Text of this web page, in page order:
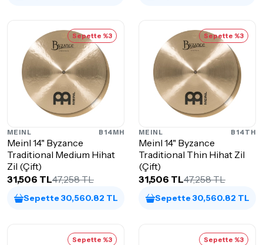
Sepette %3
MEINL B14MH
Meinl 14" Byzance
Traditional Medium Hihat
Zil (Çift)
31,506 TL47,258 TL
Sepette 30,560.82 TL
Sepette %3
MEINL B14TH
Meinl 14" Byzance
Traditional Thin Hihat Zil
(Çift)
31,506 TL47,258 TL
Sepette 30,560.82 TL
Sepette %3 Sepette %3